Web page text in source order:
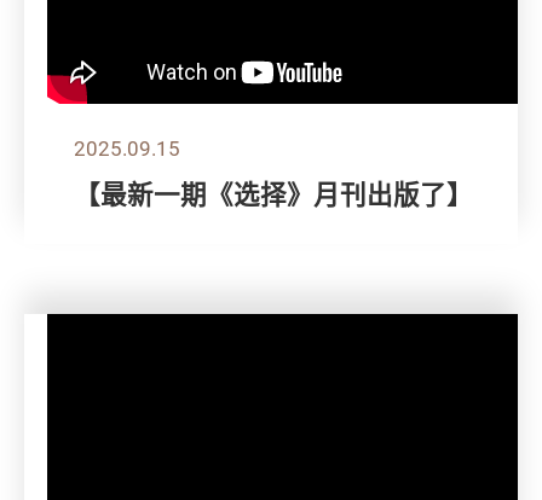
2025.09.15
【最新一期《选择》月刊出版了】